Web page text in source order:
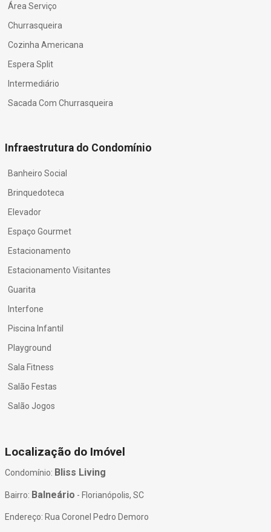
Área Serviço
Churrasqueira
Cozinha Americana
Espera Split
Intermediário
Sacada Com Churrasqueira
Infraestrutura do Condomínio
Banheiro Social
Brinquedoteca
Elevador
Espaço Gourmet
Estacionamento
Estacionamento Visitantes
Guarita
Interfone
Piscina Infantil
Playground
Sala Fitness
Salão Festas
Salão Jogos
Localização do Imóvel
Condomínio: Bliss Living
Bairro: Balneário - Florianópolis, SC
Endereço: Rua Coronel Pedro Demoro